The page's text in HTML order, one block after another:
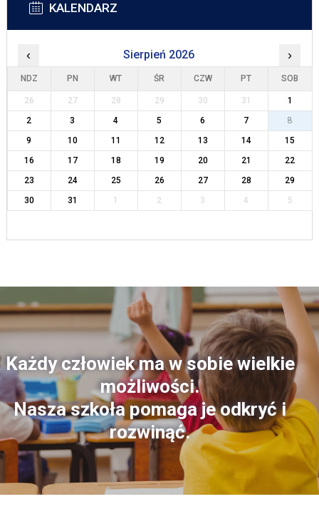
KALENDARZ
‹ Sierpień 2026 ›
NDZ PN WT ŚR CZW PT SOB
26 27 28 29 30 31
1
2
3 4 5 6 7
8
9
10 11 12 13 14
15
16
17 18 19 20 21
22
23
24 25 26 27 28
29
30
31 1 2 3 4 5
Każdy człowiek ma w sobie wielkie
możliwości.
Nasza szkoła pomaga je odkryć i
rozwinąć.